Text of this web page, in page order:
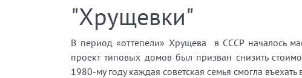
"Хрущевки"
В период «оттепели» Хрущева в СССР началось
проект типовых домов был призван снизить
1980-му году каждая советская семья смогла въехать